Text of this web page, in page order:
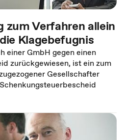
zum Verfahren allein
Klagebefugnis
einer GmbH gegen einen
zurückgewiesen, ist ein zum
Gesellschafter